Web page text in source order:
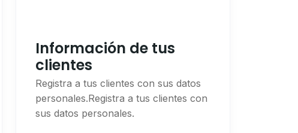
Información de tus
clientes
Registra a tus clientes con sus datos
personales.Registra a tus clientes con
sus datos personales.